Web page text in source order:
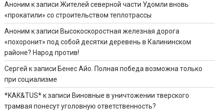
Аноним к записиЖителей северной части Удомли вновь
«прокатили» со строительством теплотрассы
Аноним к записи Высокоскоростная железная дорога
«похоронит» под собой десятки деревень в Калининском
районе? Народ против!
Сергей к записи Бенес Айо. Полная победа возможна только
при социализме
*KAK&TUS*к записи Виновные в уничтожении тверского
трамвая понесут уголовную ответственность?